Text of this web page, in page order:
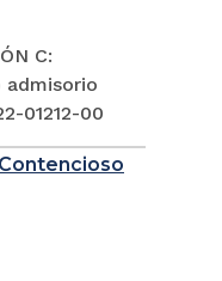
C:
01212-00